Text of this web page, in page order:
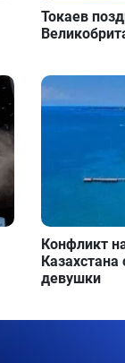
Токаев
Конфликт
девушки